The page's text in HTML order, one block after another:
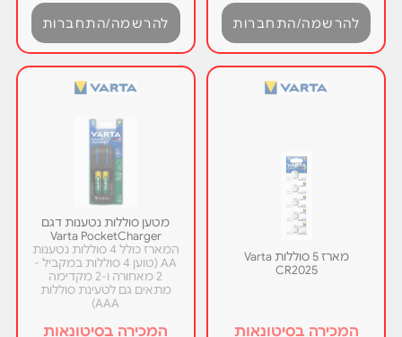
להרשמה/התחברות להרשמה/התחברות
מארז 5 סוללות Varta
CR2025
המכירה בסיטונאות
מטען סוללות נטענות דגם
Varta PocketCharger
המארז כולל 4 סוללות נטענות
AA (טוען 4 סוללות במקביל -
2 מאחורה ו-2 מקדימה
מתאים גם לטעינת סוללות
AAA)
המכירה בסיטונאות